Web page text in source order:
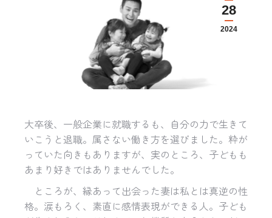
28
2024
大卒後、一般企業に就職するも、自分の力で生きて
いこうと退職。属さない働き方を選びました。粋が
っていた向きもありますが、実のところ、子どもも
あまり好きではありませんでした。
ところが、縁あって出会った妻は私とは真逆の性
格。涙もろく、素直に感情表現ができる人。子ども